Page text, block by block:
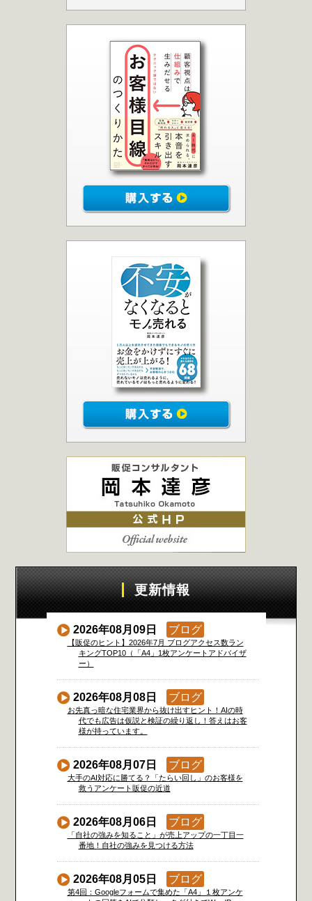
更新情報
2026年08月09日 ブログ
【販促のヒント】2026年7月 ブログアクセス数ラン
キングTOP10（「A4」1枚アンケートアドバイザ
ー）
2026年08月08日 ブログ
お先真っ暗な住宅業界から抜け出すヒント！AIの時
代でも広告は仮説と検証の繰り返し！答えはお客
様が持っています。
2026年08月07日 ブログ
大手のAI対応に勝てる？「たらい回し」のお客様を
救うアンケート販促の近道
2026年08月06日 ブログ
「自社の強みを知ること」が売上アップの一丁目一
番地！自社の強みを見つける方法
2026年08月05日 ブログ
第4回：Googleフォームで集めた「A4」１枚アンケ